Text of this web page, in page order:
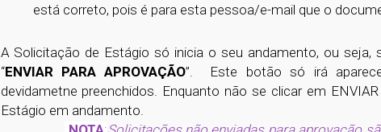
está correto, pois é para esta pessoa/e-mail que o
A Solicitação de Estágio só inicia o seu andamento, ou
“ENVIAR PARA APROVAÇÃO”. Este botão só irá
devidametne preenchidos. Enquanto não se clicar em
Estágio em andamento.